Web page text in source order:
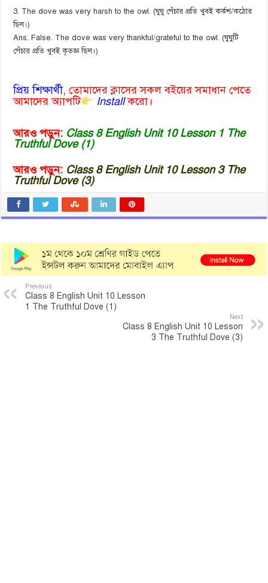
3. The dove was very harsh to the owl. (ঘুঘু পেঁচার প্রতি খুবই কর্কশ/কঠোর
ছিল।)
Ans. False. The dove was very thankful/grateful to the owl. (ঘুঘুটি
পেঁচার প্রতি খুবই কৃতজ্ঞ ছিল।)
প্রিয় শিক্ষার্থী,তোমাদের ক্লাসের সকল বইয়ের সমাধান পেতে
আমাদের অ্যাপটি
Install করো।
আরও পড়ুন: Class 8 English Unit 10 Lesson 1 The
Truthful Dove (1)
আরও পড়ুন: Class 8 English Unit 10 Lesson 3 The
Truthful Dove (3)
Previous
Class 8 English Unit 10 Lesson
1 The Truthful Dove (1)
Next
Class 8 English Unit 10 Lesson
3 The Truthful Dove (3)